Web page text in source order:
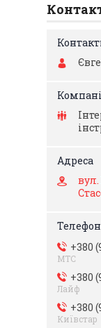
вул.
+380
МТС
+380
Лайф
+380
Київстар